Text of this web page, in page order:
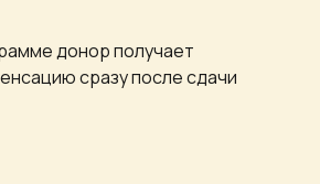
донор получает
сразу после сдачи